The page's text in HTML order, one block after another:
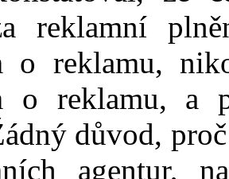
reklamní
o reklamu,
o reklamu, a
důvod,
agentur,